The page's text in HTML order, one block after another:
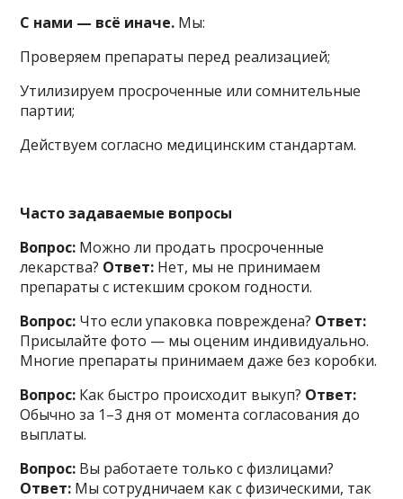
С нами — всё иначе. Мы:
Проверяем препараты перед реализацией;
Утилизируем просроченные или сомнительные
партии;
Действуем согласно медицинским стандартам.
Часто задаваемые вопросы
Вопрос: Можно ли продать просроченные
лекарства? Ответ: Нет, мы не принимаем
препараты с истекшим сроком годности.
Вопрос: Что если упаковка повреждена? Ответ:
Присылайте фото — мы оценим индивидуально.
Многие препараты принимаем даже без коробки.
Вопрос: Как быстро происходит выкуп? Ответ:
Обычно за 1–3 дня от момента согласования до
выплаты.
Вопрос: Вы работаете только с физлицами?
Ответ: Мы сотрудничаем как с физическими, так